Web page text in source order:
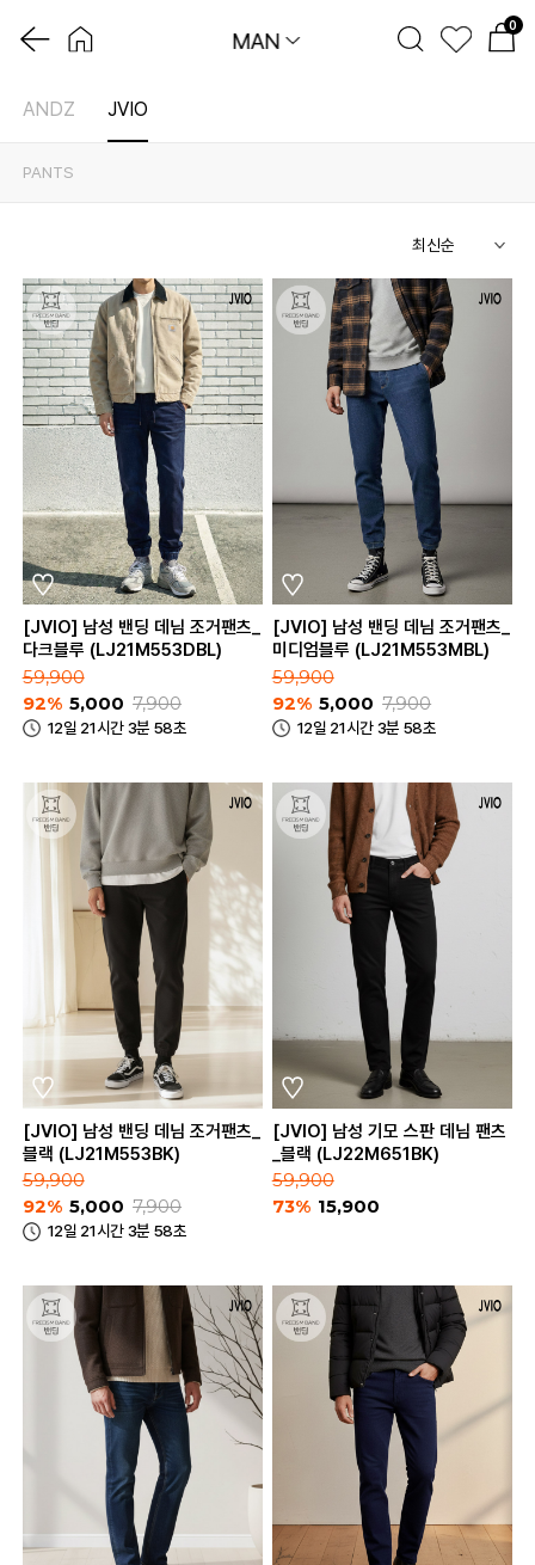
0
MAN
ANDZ JVIO
PANTS
[JVIO] 남성 밴딩 데님 조거팬츠_
다크블루 (LJ21M553DBL)
59,900
92% 5,000 7,900
12일 21시간 3분 58초
[JVIO] 남성 밴딩 데님 조거팬츠_
미디엄블루 (LJ21M553MBL)
59,900
92% 5,000 7,900
12일 21시간 3분 58초
[JVIO] 남성 밴딩 데님 조거팬츠_
블랙 (LJ21M553BK)
59,900
92% 5,000 7,900
12일 21시간 3분 58초
[JVIO] 남성 기모 스판 데님 팬츠
_블랙 (LJ22M651BK)
59,900
73% 15,900